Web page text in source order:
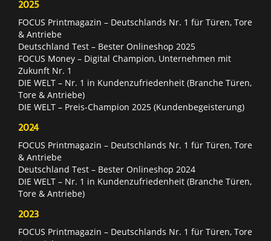
2025
FOCUS Printmagazin – Deutschlands Nr. 1 für Türen, Tore
& Antriebe
Deutschland Test – Bester Onlineshop 2025
FOCUS Money – Digital Champion, Unternehmen mit
Zukunft Nr. 1
DIE WELT – Nr. 1 in Kundenzufriedenheit (Branche Türen,
Tore & Antriebe)
DIE WELT – Preis-Champion 2025 (Kundenbegeisterung)
2024
FOCUS Printmagazin – Deutschlands Nr. 1 für Türen, Tore
& Antriebe
Deutschland Test – Bester Onlineshop 2024
DIE WELT – Nr. 1 in Kundenzufriedenheit (Branche Türen,
Tore & Antriebe)
2023
FOCUS Printmagazin – Deutschlands Nr. 1 für Türen, Tore